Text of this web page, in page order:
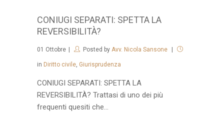
CONIUGI SEPARATI: SPETTA LA
REVERSIBILITÀ?
01 Ottobre Posted by Avv. Nicola Sansone
in Diritto civile Giurisprudenza
CONIUGI SEPARATI: SPETTA LA
REVERSIBILITÀ? Trattasi di uno dei più
frequenti quesiti che...